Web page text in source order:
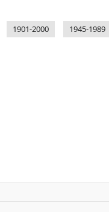
1901-2000 1945-1989